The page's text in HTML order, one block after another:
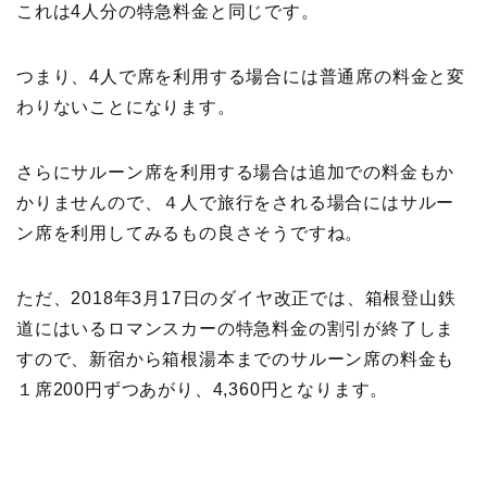
これは4人分の特急料金と同じです。
つまり、4人で席を利用する場合には普通席の料金と変
わりないことになります。
さらにサルーン席を利用する場合は追加での料金もか
かりませんので、４人で旅行をされる場合にはサルー
ン席を利用してみるもの良さそうですね。
ただ、2018年3月17日のダイヤ改正では、箱根登山鉄
道にはいるロマンスカーの特急料金の割引が終了しま
すので、新宿から箱根湯本までのサルーン席の料金も
１席200円ずつあがり、4,360円となります。